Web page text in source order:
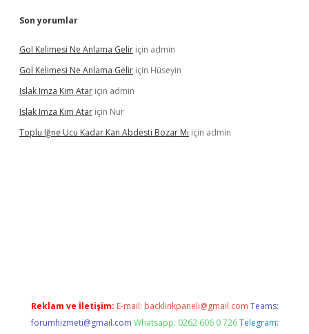
Son yorumlar
Gol Kelimesi Ne Anlama Gelir için admin
Gol Kelimesi Ne Anlama Gelir için Hüseyin
Islak Imza Kim Atar için admin
Islak Imza Kim Atar için Nur
Toplu Iğne Ucu Kadar Kan Abdesti Bozar Mı için admin
Reklam ve İletişim: E-mail: backlinkpaneli@gmail.com Teams:
forumhizmeti@gmail.com Whatsapp: 0262 606 0 726 Telegram: